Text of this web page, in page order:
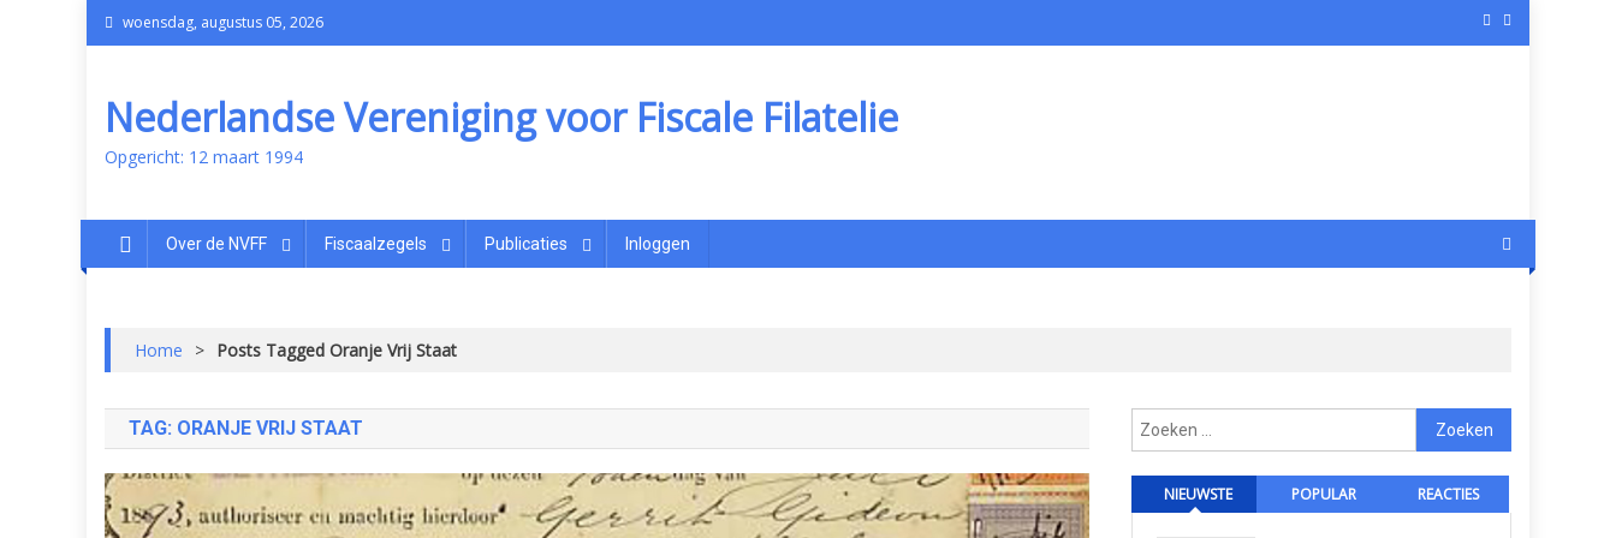
woensdag, augustus 05, 2026
Nederlandse Vereniging voor Fiscale Filatelie
Opgericht: 12 maart 1994
Over de NVFF Fiscaalzegels Publicaties Inloggen
Home > Posts Tagged Oranje Vrij Staat
TAG: ORANJE VRIJ STAAT
Zoeken
naar:
NIEUWSTE POPULAR REACTIES